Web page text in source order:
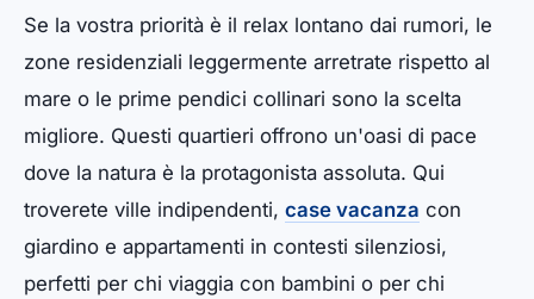
Se la vostra priorità è il relax lontano dai rumori, le
zone residenziali leggermente arretrate rispetto al
mare o le prime pendici collinari sono la scelta
migliore. Questi quartieri offrono un'oasi di pace
dove la natura è la protagonista assoluta. Qui
troverete ville indipendenti, case vacanza con
giardino e appartamenti in contesti silenziosi,
perfetti per chi viaggia con bambini o per chi